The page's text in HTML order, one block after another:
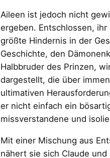
Aileen ist jedoch nicht
ergeben. Entschlossen,
größte Hindernis in der
Geschichte, den
Halbbruder des Prinzen,
dargestellt, die über
ultimativen
er nicht einfach ein
missverstandene und
Mit einer Mischung aus
nähert sie sich Claude